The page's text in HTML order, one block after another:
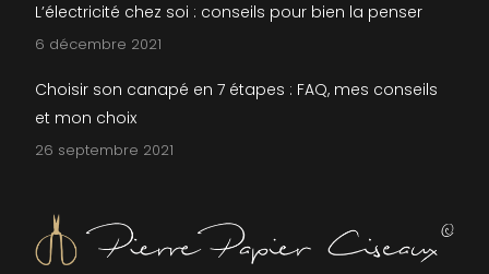
L’électricité chez soi : conseils pour bien la penser
6 décembre 2021
Choisir son canapé en 7 étapes : FAQ, mes conseils
et mon choix
26 septembre 2021